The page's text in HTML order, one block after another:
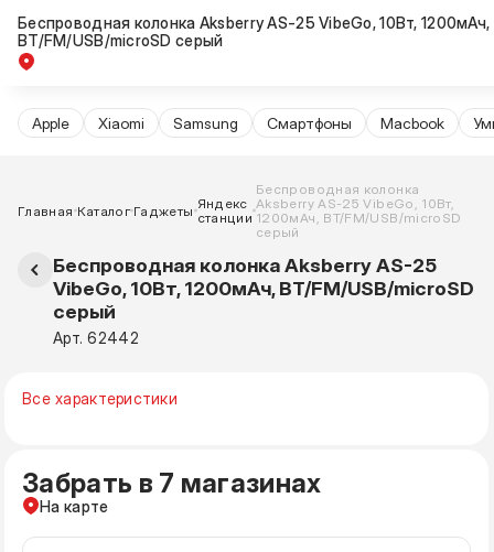
Apple Xiaomi Samsung Cмартфоны Macbook
Главная Каталог Гаджеты Яндекс
станции
Беспроводная колонка
Aksberry AS-25 VibeGo, 10Вт,
1200мАч, BТ/FM/USB/microSD
серый
Беспроводная колонка Aksberry AS-25
VibeGo, 10Вт, 1200мАч, BТ/FM/USB/microSD
серый
Арт. 62442
Все характеристики
Забрать в 7 магазинах
На карте
Беспроводная колонка Aksberry AS-25 VibeGo, 10Вт, 1200мАч,
BТ/FM/USB/microSD серый